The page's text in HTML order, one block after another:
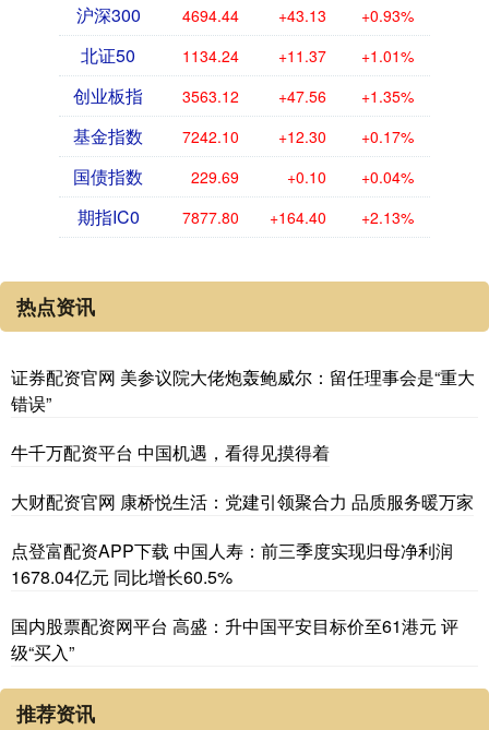
沪深300 4694.44 +43.13 +0.93%
北证50 1134.24 +11.37 +1.01%
创业板指 3563.12 +47.56 +1.35%
基金指数 7242.10 +12.30 +0.17%
国债指数 229.69 +0.10 +0.04%
期指IC0 7877.80 +164.40 +2.13%
热点资讯
证券配资官网 美参议院大佬炮轰鲍威尔：留任理事会是“重大
错误”
牛千万配资平台 中国机遇，看得见摸得着
大财配资官网 康桥悦生活：党建引领聚合力 品质服务暖万家
点登富配资APP下载 中国人寿：前三季度实现归母净利润
1678.04亿元 同比增长60.5%
国内股票配资网平台 高盛：升中国平安目标价至61港元 评
级“买入”
推荐资讯